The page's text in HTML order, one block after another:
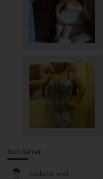
Son İlanlar
Sadece reel